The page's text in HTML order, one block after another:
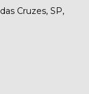
Cruzes, SP,